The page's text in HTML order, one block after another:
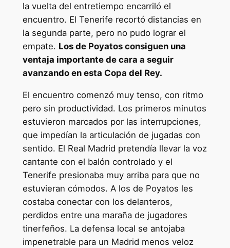
la vuelta del entretiempo encarriló el
encuentro. El Tenerife recortó distancias en
la segunda parte, pero no pudo lograr el
empate. Los de Poyatos consiguen una
ventaja importante de cara a seguir
avanzando en esta Copa del Rey.
El encuentro comenzó muy tenso, con ritmo
pero sin productividad. Los primeros minutos
estuvieron marcados por las interrupciones,
que impedían la articulación de jugadas con
sentido. El Real Madrid pretendía llevar la voz
cantante con el balón controlado y el
Tenerife presionaba muy arriba para que no
estuvieran cómodos. A los de Poyatos les
costaba conectar con los delanteros,
perdidos entre una maraña de jugadores
tinerfeños. La defensa local se antojaba
impenetrable para un Madrid menos veloz